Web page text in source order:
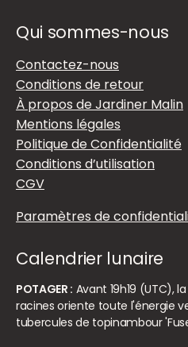
Qui sommes-nous
Contactez-nous
Conditions de retour
À propos de Jardiner Malin
Mentions légales
Politique de Confidentialité
Conditions d’utilisation
CGV
Paramètres de
Calendrier lunaire
POTAGER : Avant 19h19 (UTC),
racines oriente toute l'énergie
tubercules de topinambour